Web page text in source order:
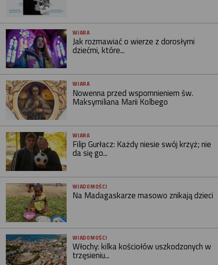
WIARA
Jak rozmawiać o wierze z dorosłymi
dziećmi, które...
WIARA
Nowenna przed wspomnieniem św.
Maksymiliana Marii Kolbego
WIARA
Filip Gurłacz: Każdy niesie swój krzyż; nie
da się go...
WIADOMOŚCI
Na Madagaskarze masowo znikają dzieci
WIADOMOŚCI
Włochy: kilka kościołów uszkodzonych w
trzęsieniu...